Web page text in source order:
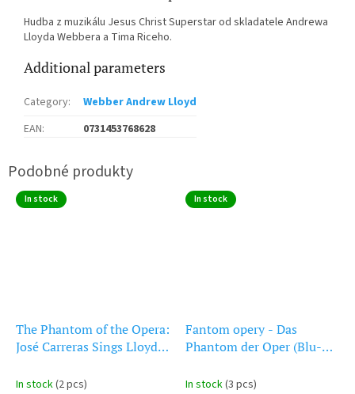
Hudba z muzikálu Jesus Christ Superstar od skladatele Andrewa
Lloyda Webbera a Tima Riceho.
Additional parameters
Category:
Webber Andrew Lloyd
EAN: 0731453768628
In stock
The Phantom of the Opera:
José Carreras Sings Lloyd-
In stock(2 pcs)
In stock
Fantom opery - Das
Phantom der Oper (Blu-
In stock(3 pcs)